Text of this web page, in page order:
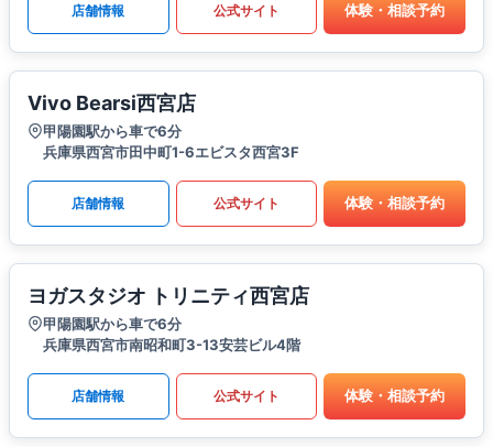
店舗情報 公式サイト 体験・相談予約
Vivo Bearsi西宮店
甲陽園駅から車で6分
兵庫県西宮市田中町1-6エビスタ西宮3F
店舗情報 公式サイト 体験・相談予約
ヨガスタジオ トリニティ西宮店
甲陽園駅から車で6分
兵庫県西宮市南昭和町3-13安芸ビル4階
店舗情報 公式サイト 体験・相談予約